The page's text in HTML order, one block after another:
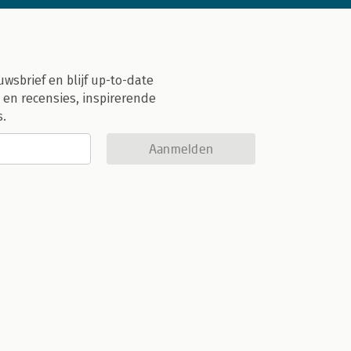
en blijf up-to-date
recensies, inspirerende
Aanmelden